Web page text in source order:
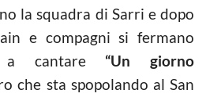
la squadra di Sarri e dopo
e compagni si fermano
cantare “Un giorno
che sta spopolando al San